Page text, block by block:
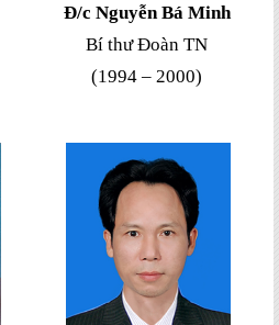
Đ/c Nguyễn Bá Minh
Bí thư Đoàn TN
(1994 – 2000)